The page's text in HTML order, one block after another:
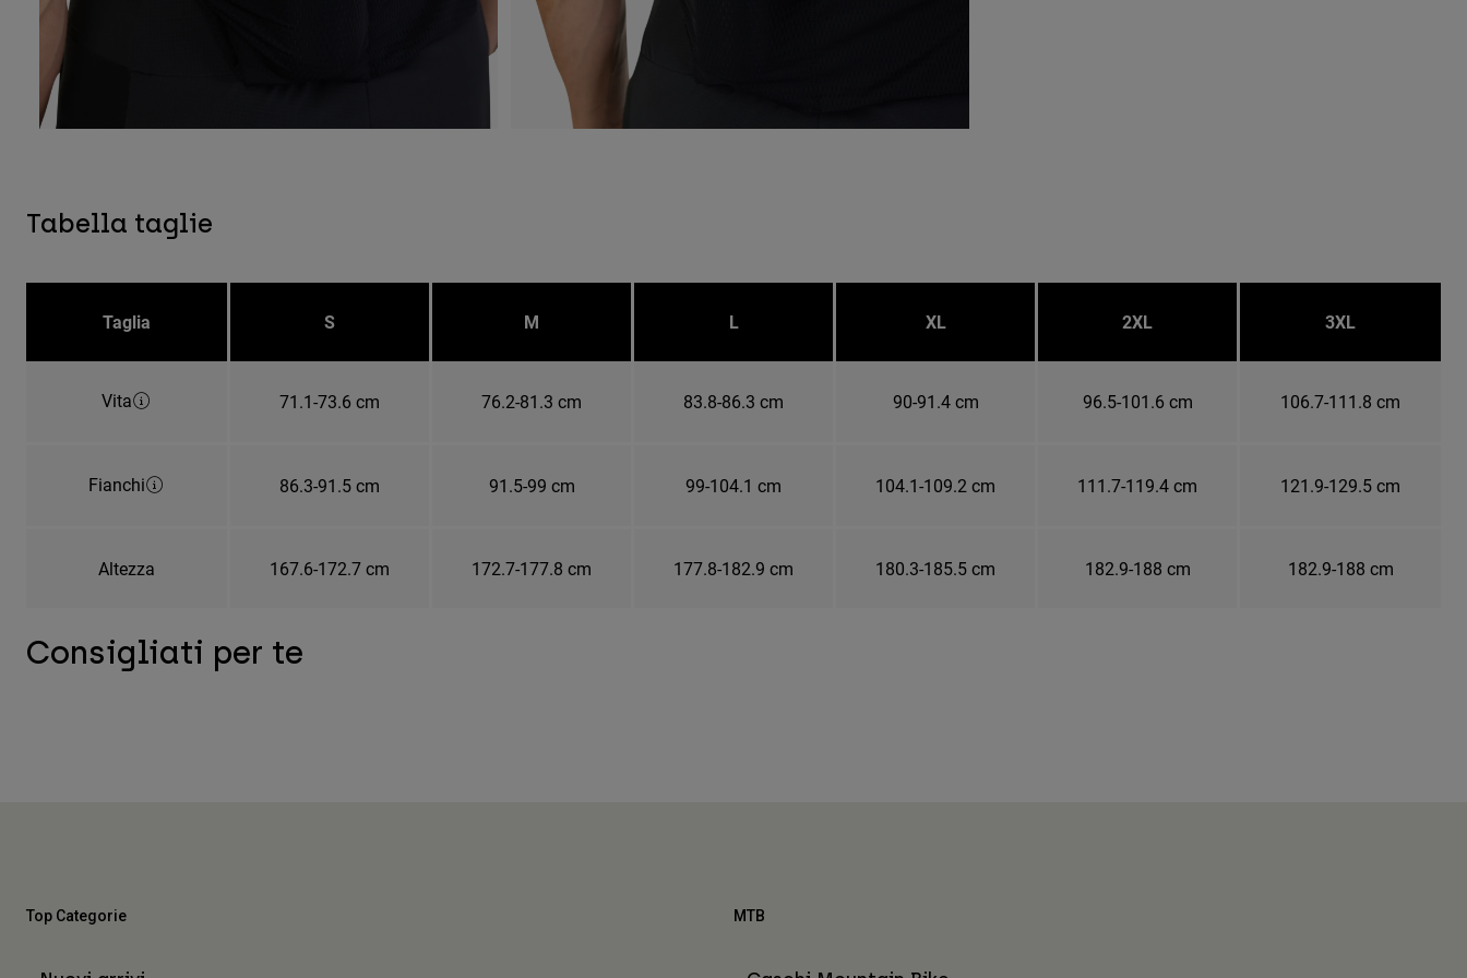
Tabella taglie
Taglia S M L XL 2XL 3XL
Vita 71.1-73.6 cm 76.2-81.3 cm 83.8-86.3 cm 90-91.4 cm 96.5-101.6 cm 106.7-111.8 cm
Fianchi 86.3-91.5 cm 91.5-99 cm 99-104.1 cm 104.1-109.2 cm 111.7-119.4 cm 121.9-129.5 cm
Altezza 167.6-172.7 cm 172.7-177.8 cm 177.8-182.9 cm 180.3-185.5 cm 182.9-188 cm 182.9-188 cm
Consigliati per te
Top Categorie MTB